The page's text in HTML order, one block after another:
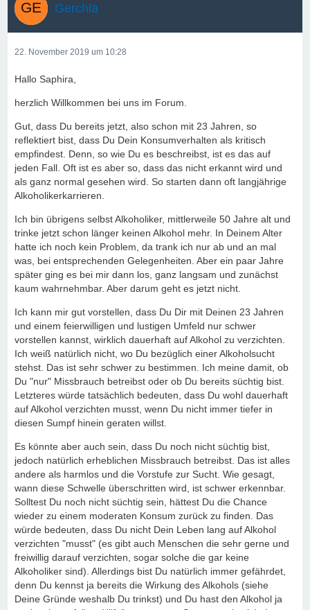
Gerchla
22. November 2019 um 10:28
Hallo Saphira,
herzlich Willkommen bei uns im Forum.
Gut, dass Du bereits jetzt, also schon mit 23 Jahren, so
reflektiert bist, dass Du Dein Konsumverhalten als kritisch
empfindest. Denn, so wie Du es beschreibst, ist es das auf
jeden Fall. Oft ist es aber so, dass das nicht erkannt wird und
als ganz normal gesehen wird. So starten dann oft langjährige
Alkoholikerkarrieren.
Ich bin übrigens selbst Alkoholiker, mittlerweile 50 Jahre alt und
trinke jetzt schon länger keinen Alkohol mehr. In Deinem Alter
hatte ich noch kein Problem, da trank ich nur ab und an mal
was, bei entsprechenden Gelegenheiten. Aber ein paar Jahre
später ging es bei mir dann los, ganz langsam und zunächst
kaum wahrnehmbar. Aber darum geht es jetzt nicht.
Ich kann mir gut vorstellen, dass Du Dir mit Deinen 23 Jahren
und einem feierwilligen und lustigen Umfeld nur schwer
vorstellen kannst, wirklich dauerhaft auf Alkohol zu verzichten.
Ich weiß natürlich nicht, wo Du bezüglich einer Alkoholsucht
stehst. Das ist sehr schwer zu bestimmen. Ich meine damit, ob
Du "nur" Missbrauch betreibst oder ob Du bereits süchtig bist.
Letzteres würde tatsächlich bedeuten, dass Du wohl dauerhaft
auf Alkohol verzichten musst, wenn Du nicht immer tiefer in
diesen Sumpf hinein geraten willst.
Es könnte aber auch sein, dass Du noch nicht süchtig bist,
jedoch natürlich erheblichen Missbrauch betreibst. Das ist alles
andere als harmlos und die Vorstufe zur Sucht. Wie gesagt,
wann diese Schwelle überschritten wird, ist schwer erkennbar.
Solltest Du noch nicht süchtig sein, hättest Du die Chance
wieder zu einem moderaten Konsum zurück zu finden. Das
würde bedeuten, dass Du nicht Dein Leben lang auf Alkohol
verzichten "musst" (es gibt auch Menschen die sehr gerne und
freiwillig darauf verzichten, sogar solche die gar keine
Alkoholiker sind). Allerdings bist Du natürlich immer gefährdet,
denn Du kennst ja bereits die Wirkung des Alkohols (siehe
Deine Gründe weshalb Du trinkst) und Du hast den Alkohol ja